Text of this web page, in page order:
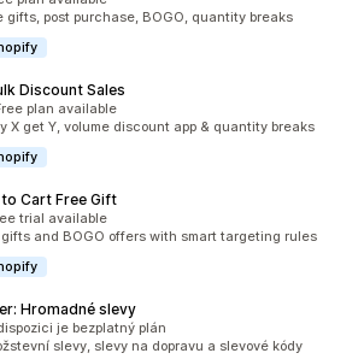
595
gifts, post purchase, BOGO, quantity breaks
Discount Sales
1186
plan available
X get Y, volume discount app & quantity breaks
Cart Free Gift
999
trial available
and BOGO offers with smart targeting rules
Hromadné slevy
228
je bezplatný plán
slevy, slevy na dopravu a slevové kódy